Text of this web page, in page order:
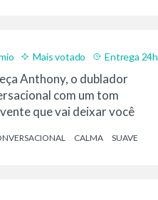
Mais votado Entrega 24h
Anthony, o dublador
com um tom
que vai deixar você
CALMA SUAVE